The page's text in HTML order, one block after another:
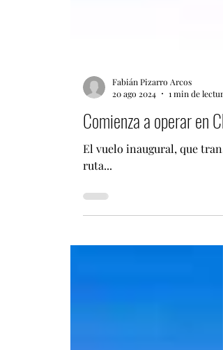
Fabián Pizarro Arcos
20 ago 2024
1 min de lectura
Comienza a operar en
ruta...